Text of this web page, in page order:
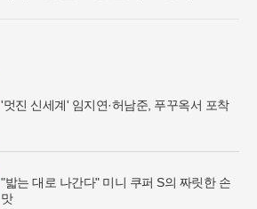
'멋진 신세계' 임지연·허남준, 푸꾸옥서 포착
"밟는 대로 나간다" 미니 쿠퍼 S의 짜릿한 손
맛